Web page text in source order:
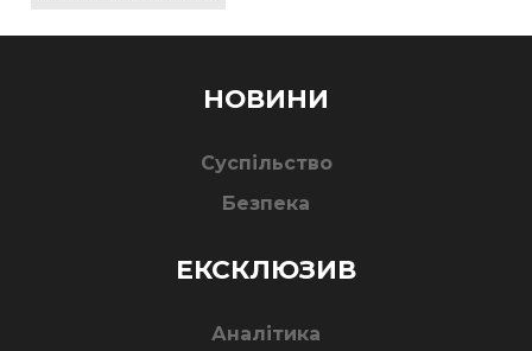
НОВИНИ
Суспільство
Безпека
ЕКСКЛЮЗИВ
Аналітика